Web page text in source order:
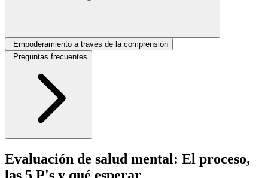
Empoderamiento a través de la comprensión
Preguntas frecuentes
Evaluación de salud mental: El proceso,
las 5 P's y qué esperar